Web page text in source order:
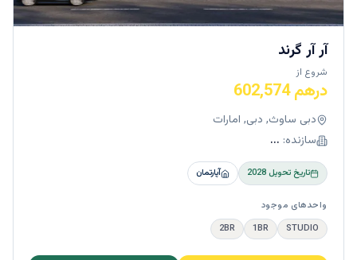
آر آر گرند
شروع از
درهم 602,574
دبی ساوث, دبی, امارات
سازنده: ...
تاریخ تحویل2028 آپارتمان
واحدهای موجود
STUDIO
1BR
2BR